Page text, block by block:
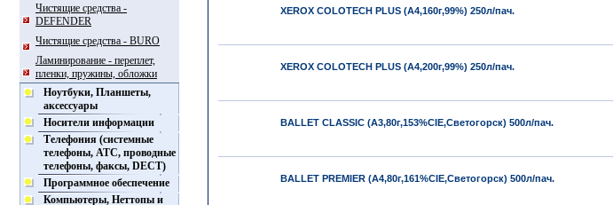
Чистящие средства -
DEFENDER
Чистящие средства - BURO
Ламинирование - переплет,
пленки, пружины, обложки
Ноутбуки, Планшеты,
аксессуары
Носители информации
Телефония (системные
телефоны, АТС, проводные
телефоны, факсы, DECT)
Программное обеспечение
Компьютеры, Неттопы и
XEROX COLOTECH PLUS (А4,160г,99%) 250л/пач.
XEROX COLOTECH PLUS (А4,200г,99%) 250л/пач.
BALLET CLASSIC (А3,80г,153%CIE,Светогорск) 500л/пач.
BALLET PREMIER (А4,80г,161%CIE,Светогорск) 500л/пач.